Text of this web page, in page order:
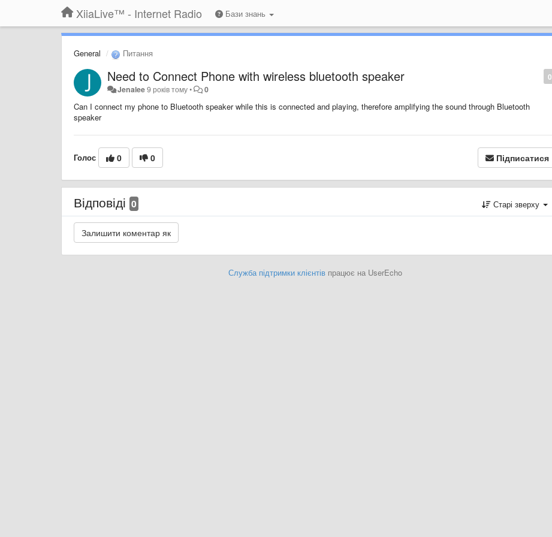
XiiaLive™ - Internet Radio Бази знань
General Питання
0
Need to Connect Phone with wireless bluetooth speaker
Jenalee9 років тому• 0
Can I connect my phone to Bluetooth speaker while this is connected and playing, therefore amplifying the sound through Bluetooth
speaker
Голос 0 0 Підписатися
Відповіді 0 Старі зверху
Служба підтримки клієнтівпрацює на UserEcho